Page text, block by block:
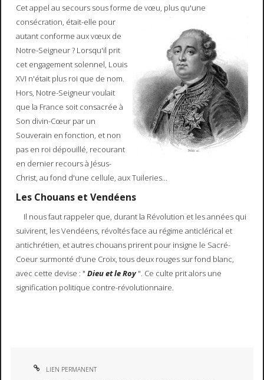
Cet appel au secours sous forme de vœu, plus qu'une
consécration, était-elle pour
autant conforme aux vœux de
Notre-Seigneur ? Lorsqu'il prit
cet engagement solennel, Louis
XVI n'était plus roi que de nom.
Hors, Notre-Seigneur voulait
que la France soit consacrée à
Son divin-Cœur par un
Souverain en fonction, et non
pas en roi dépouillé, recourant
en dernier recours à Jésus-
Christ, au fond d'une cellule, aux Tuileries...
Les Chouans et Vendéens
Il nous faut rappeler que, durant la Révolution et les années qui
suivirent, les Vendéens, révoltés face au régime anticlérical et
antichrétien, et autres chouans prirent pour insigne le Sacré-
Coeur surmonté d'une Croix, tous deux rouges sur fond blanc,
avec cette devise : " Dieu et le Roy". Ce culte prit alors une
signification politique contre-révolutionnaire.
LIEN PERMANENT